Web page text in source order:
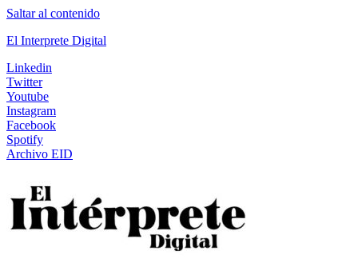
Saltar al contenido
El Interprete Digital
Linkedin
Twitter
Youtube
Instagram
Facebook
Spotify
Archivo EID